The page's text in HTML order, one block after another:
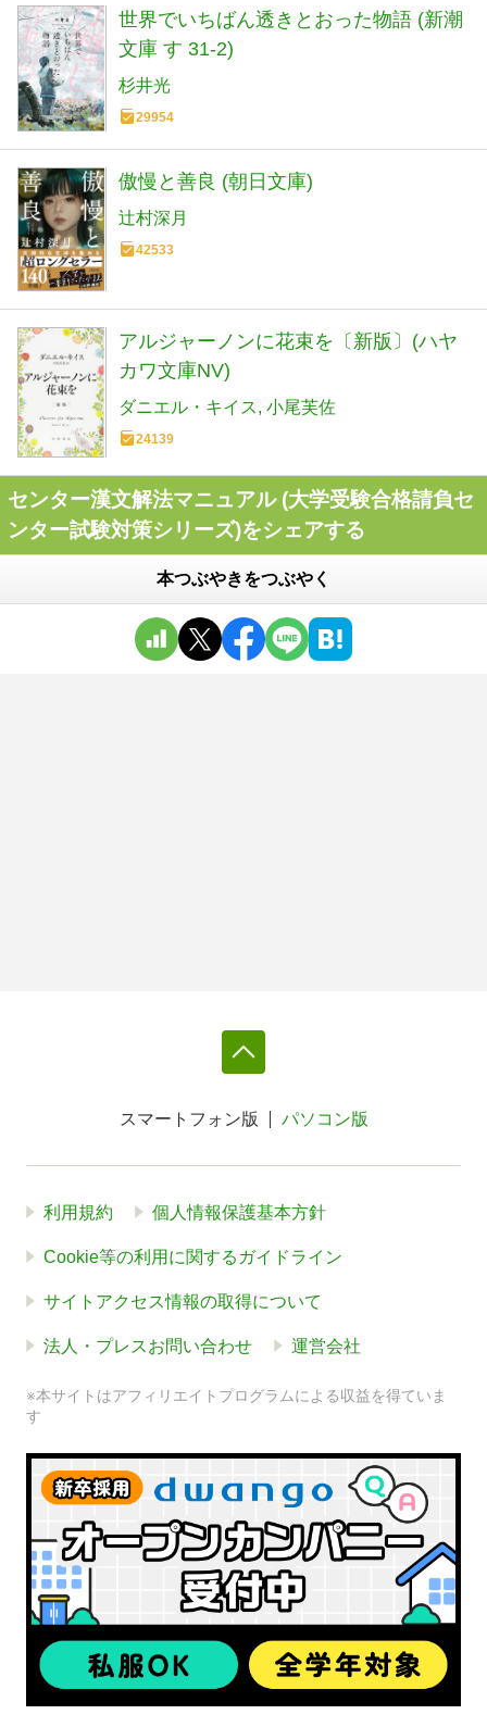
世界でいちばん透きとおった物語 (新潮
文庫 す 31-2)
杉井光
29954
傲慢と善良 (朝日文庫)
辻村深月
42533
アルジャーノンに花束を〔新版〕(ハヤ
カワ文庫NV)
ダニエル・キイス 小尾芙佐
24139
センター漢文解法マニュアル (大学受験合格請負セ
ンター試験対策シリーズ)をシェアする
本つぶやきをつぶやく
スマートフォン版 パソコン版
利用規約 個人情報保護基本方針
Cookie等の利用に関するガイドライン
サイトアクセス情報の取得について
法人・プレスお問い合わせ 運営会社
※本サイトはアフィリエイトプログラムによる収益を得ていま
す